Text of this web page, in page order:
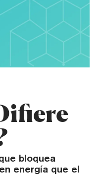
bloquea
energía que el